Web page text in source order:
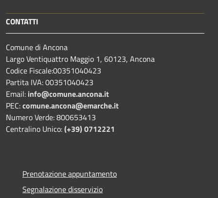
CONTATTI
Comune di Ancona
Largo Ventiquattro Maggio 1, 60123, Ancona
Codice Fiscale:00351040423
Partita IVA: 00351040423
Email: info@comune.ancona.it
PEC:comune.ancona@emarche.it
Numero Verde: 800653413
Centralino Unico:(+39) 0712221
Prenotazione appuntamento
Segnalazione disservizio